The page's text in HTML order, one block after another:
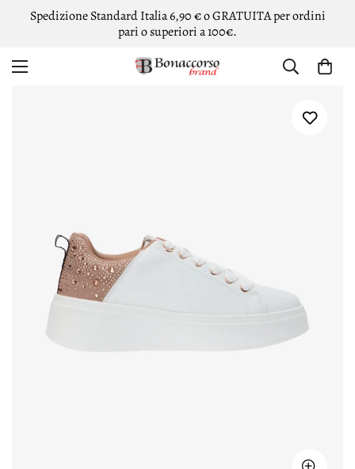
Spedizione Standard Italia 6,90 € o GRATUITA per ordini
pari o superiori a 100€.